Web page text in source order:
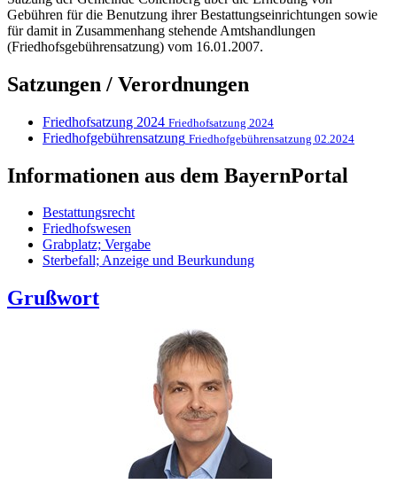
Gebühren für die Benutzung ihrer Bestattungseinrichtungen sowie
für damit in Zusammenhang stehende Amtshandlungen
(Friedhofsgebührensatzung) vom 16.01.2007.
Satzungen / Verordnungen
Friedhofsatzung 2024 Friedhofsatzung 2024
Friedhofgebührensatzung Friedhofgebührensatzung 02.2024
Informationen aus dem BayernPortal
Bestattungsrecht
Friedhofswesen
Grabplatz; Vergabe
Sterbefall; Anzeige und Beurkundung
Grußwort